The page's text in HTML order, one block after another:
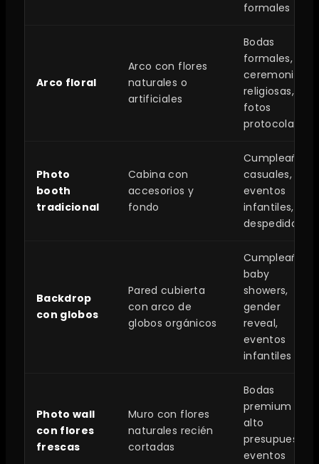
formales
Arco floral
Arco con flores
naturales o
artificiales
Bodas
formales,
ceremonias
religiosas,
fotos
protocolares
Photo
booth
tradicional
Cabina con
accesorios y
fondo
Cumpleaños
casuales,
eventos
infantiles,
despedidas
Backdrop
con globos
Pared cubierta
con arco de
globos orgánicos
Cumpleaños,
baby
showers,
gender
reveal,
eventos
infantiles
Photo wall
con flores
frescas
Muro con flores
naturales recién
cortadas
Bodas
premium de
alto
presupuesto,
eventos